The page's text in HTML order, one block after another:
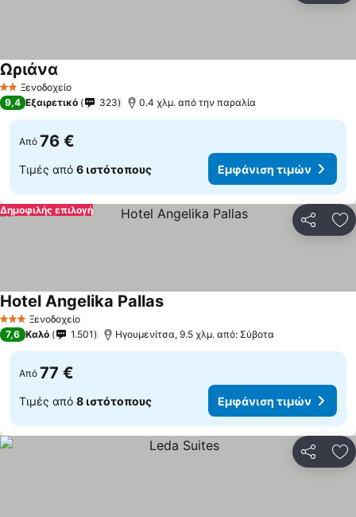
2 ΑστέριαΞενοδοχείο
Ωριάνα
9,4 Εξαιρετικό 323 0.4 χλμ. από την παραλία
Από 76 €
Τιμές από 6 ιστότοπους Εμφάνιση τιμών
Δημοφιλής επιλογή
3 ΑστέριαΞενοδοχείο
Hotel Angelika PallasΕμφάνιση τιμών
7,6 Καλό 1.501 Ηγουμενίτσα, 9.5 χλμ. από: Σύβοτα
Από 77 €
Τιμές από 8 ιστότοπους Εμφάνιση τιμών